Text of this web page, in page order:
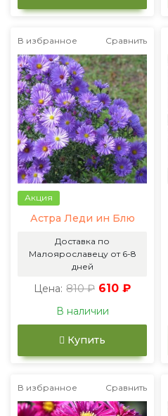
В избранное Сравнить
Акция
Астра Леди ин Блю
Доставка по
Малоярославецу от 6-8
дней
Цена: 810 ₽ 610 ₽
В наличии
Купить
В избранное Сравнить